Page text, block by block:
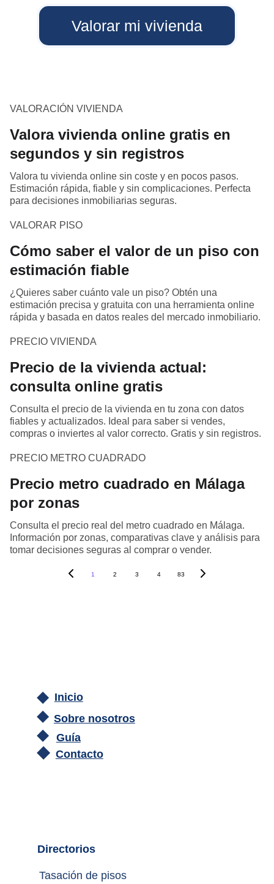
Valorar mi vivienda
VALORACIÓN VIVIENDA
Valora vivienda online gratis en
segundos y sin registros
Valora tu vivienda online sin coste y en pocos pasos.
Estimación rápida, fiable y sin complicaciones. Perfecta
para decisiones inmobiliarias seguras.
VALORAR PISO
Cómo saber el valor de un piso con
estimación fiable
¿Quieres saber cuánto vale un piso? Obtén una
estimación precisa y gratuita con una herramienta online
rápida y basada en datos reales del mercado inmobiliario.
PRECIO VIVIENDA
Precio de la vivienda actual:
consulta online gratis
Consulta el precio de la vivienda en tu zona con datos
fiables y actualizados. Ideal para saber si vendes,
compras o inviertes al valor correcto. Gratis y sin registros.
PRECIO METRO CUADRADO
Precio metro cuadrado en Málaga
por zonas
Consulta el precio real del metro cuadrado en Málaga.
Información por zonas, comparativas clave y análisis para
tomar decisiones seguras al comprar o vender.
1 2 3 4 83
Inicio
Guía
Contacto
Sobre nosotros
Directorios
Tasación de pisos